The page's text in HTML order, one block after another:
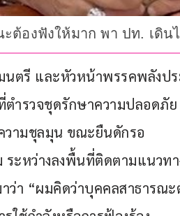
ต้องฟังให้มาก พา ปท. เดิน
มนตรี และหัวหน้าพรรคพลังป
ำรวจชุดรักษาความปลอดภัย
ความชุลมุน ขณะยืนดักรอ
ระหว่างลงพื้นที่ติดตามแนวทา
ว่า “ผมคิดว่าบุคคลสาธารณะ